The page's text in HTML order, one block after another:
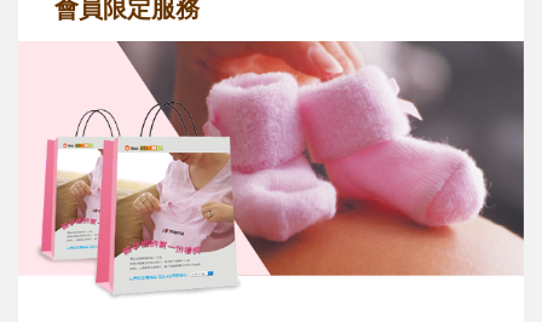
會員限定服務